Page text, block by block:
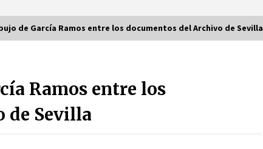
tan divertido (y cada vez más
popular)
de García Ramos entre los documentos del Archivo de Sevilla
Ramos entre los
de Sevilla